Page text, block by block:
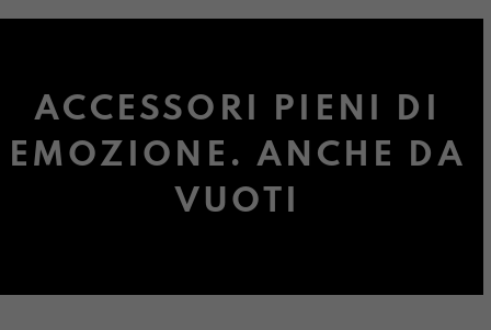
ACCESSORI PIENI DI
EMOZIONE. ANCHE DA
VUOTI